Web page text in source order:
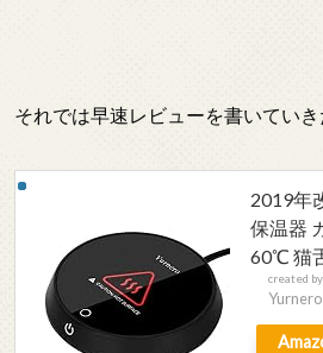
それでは早速レビューを書いていき
2019年
保温器
60℃ 猫
created by
Yurnero